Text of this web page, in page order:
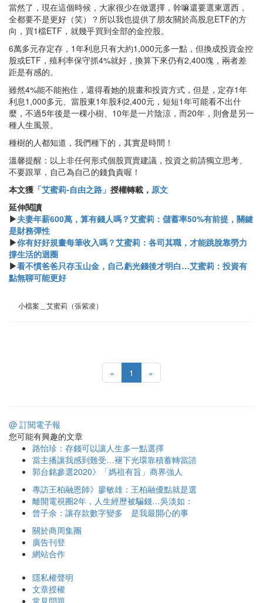
當然了，現在這個時候，大家很少在做選擇，幹嘛還要選東選西，
全都要不是更好（笑）？所以我也提供了朋友關於高股息ETF的方
向，買1檔ETF，就幾乎買到全部的金控股。
6萬多元存定存，1年利息只有大約1,000元多一點，但換成投資金控
股或ETF，殖利率保守抓4%就好，換算下來仍有2,400塊，兩者差
距是有感的。
雖然4%能不能抱住，還得看她的規畫和投資方式，但是，定存1年
利息1,000多元、當股東1年股利2,400元，短短1年可能看不出什
麼，不過5年後是一棵小樹、10年是一片陰涼，而20年，則會是另一
種人生風景。
種樹的人都知道，我們種下的，其實是時間！
溫馨提醒：以上非任何形式個股買賣建議，投資之前請獨立思考、
不要跟單，自己為自己的錢負責喔！
本文獲 「艾蜜莉-自由之路」 授權轉載， 原文
延伸閱讀
▶夫妻年薪600萬，算有錢人嗎？艾蜜莉：儲蓄率50%有前提，關鍵
是財務彈性
▶你有好好規畫每筆收入嗎？艾蜜莉：各司其職，才能跳脫靠勞力
撐生活的迴圈
▶看不慣爸爸只存玉山金，自己虧光錢後才明白…艾蜜莉：投資有
點無聊可能更好
小檔案＿艾蜜莉（張紫凌）
« 1 »
@ 訂閱電子報
您可能有興趣的文章
路怡珍：存錢可以讓人生多一點選擇
當主播讓我感到難受…褪下光環靠積蓄轉當諮
郭台銘參選2020》「媽祖有旨」商界強人
專訪王柏融恩師》廖敏雄：王柏融優點就是選
離開電視圈2年，人生經歷被騙錢…吳淡如：
曾子余：讓存款數字變多 是我最開心的事
關於商周集團
廣告刊登
網站合作
隱私權聲明
文章授權
常見問題